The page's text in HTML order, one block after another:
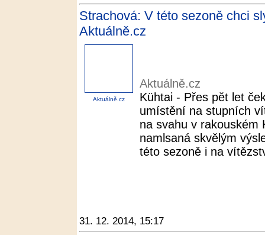
Strachová: V této sezoně chci
Aktuálně.cz
Aktuálně.cz
Aktuálně.cz
Kühtai - Přes pět let
umístění na stupních
na svahu v rakouském
namlsaná skvělým
této sezoně i na
31. 12. 2014, 15:17